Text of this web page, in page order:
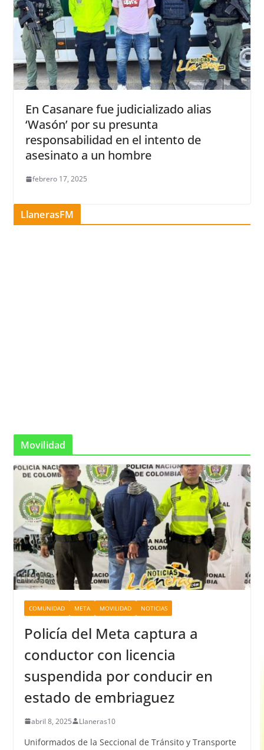
En Casanare fue judicializado alias
‘Wasón’ por su presunta
responsabilidad en el intento de
asesinato a un hombre
febrero 17, 2025
LlanerasFM
Movilidad
COMUNIDAD META MOVILIDAD NOTICIAS
Policía del Meta captura a
conductor con licencia
suspendida por conducir en
estado de embriaguez
abril 8, 2025 Llaneras10
Uniformados de la Seccional de Tránsito y Transporte